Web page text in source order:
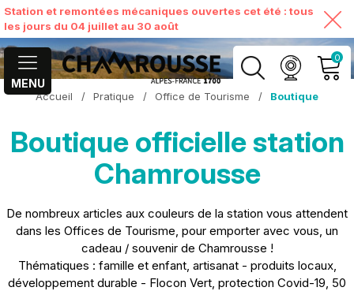
Station et remontées mécaniques ouvertes cet été : tous
les jours du 04 juillet au 30 août
MENU
0
MON COMPTE
VOIR MON PANIER
Accueil / Pratique / Office de Tourisme / Boutique
Boutique officielle station
Chamrousse
De nombreux articles aux couleurs de la station vous attendent
dans les Offices de Tourisme, pour emporter avec vous, un
cadeau / souvenir de Chamrousse !
Thématiques : famille et enfant, artisanat - produits locaux,
développement durable - Flocon Vert, protection Covid-19, 50